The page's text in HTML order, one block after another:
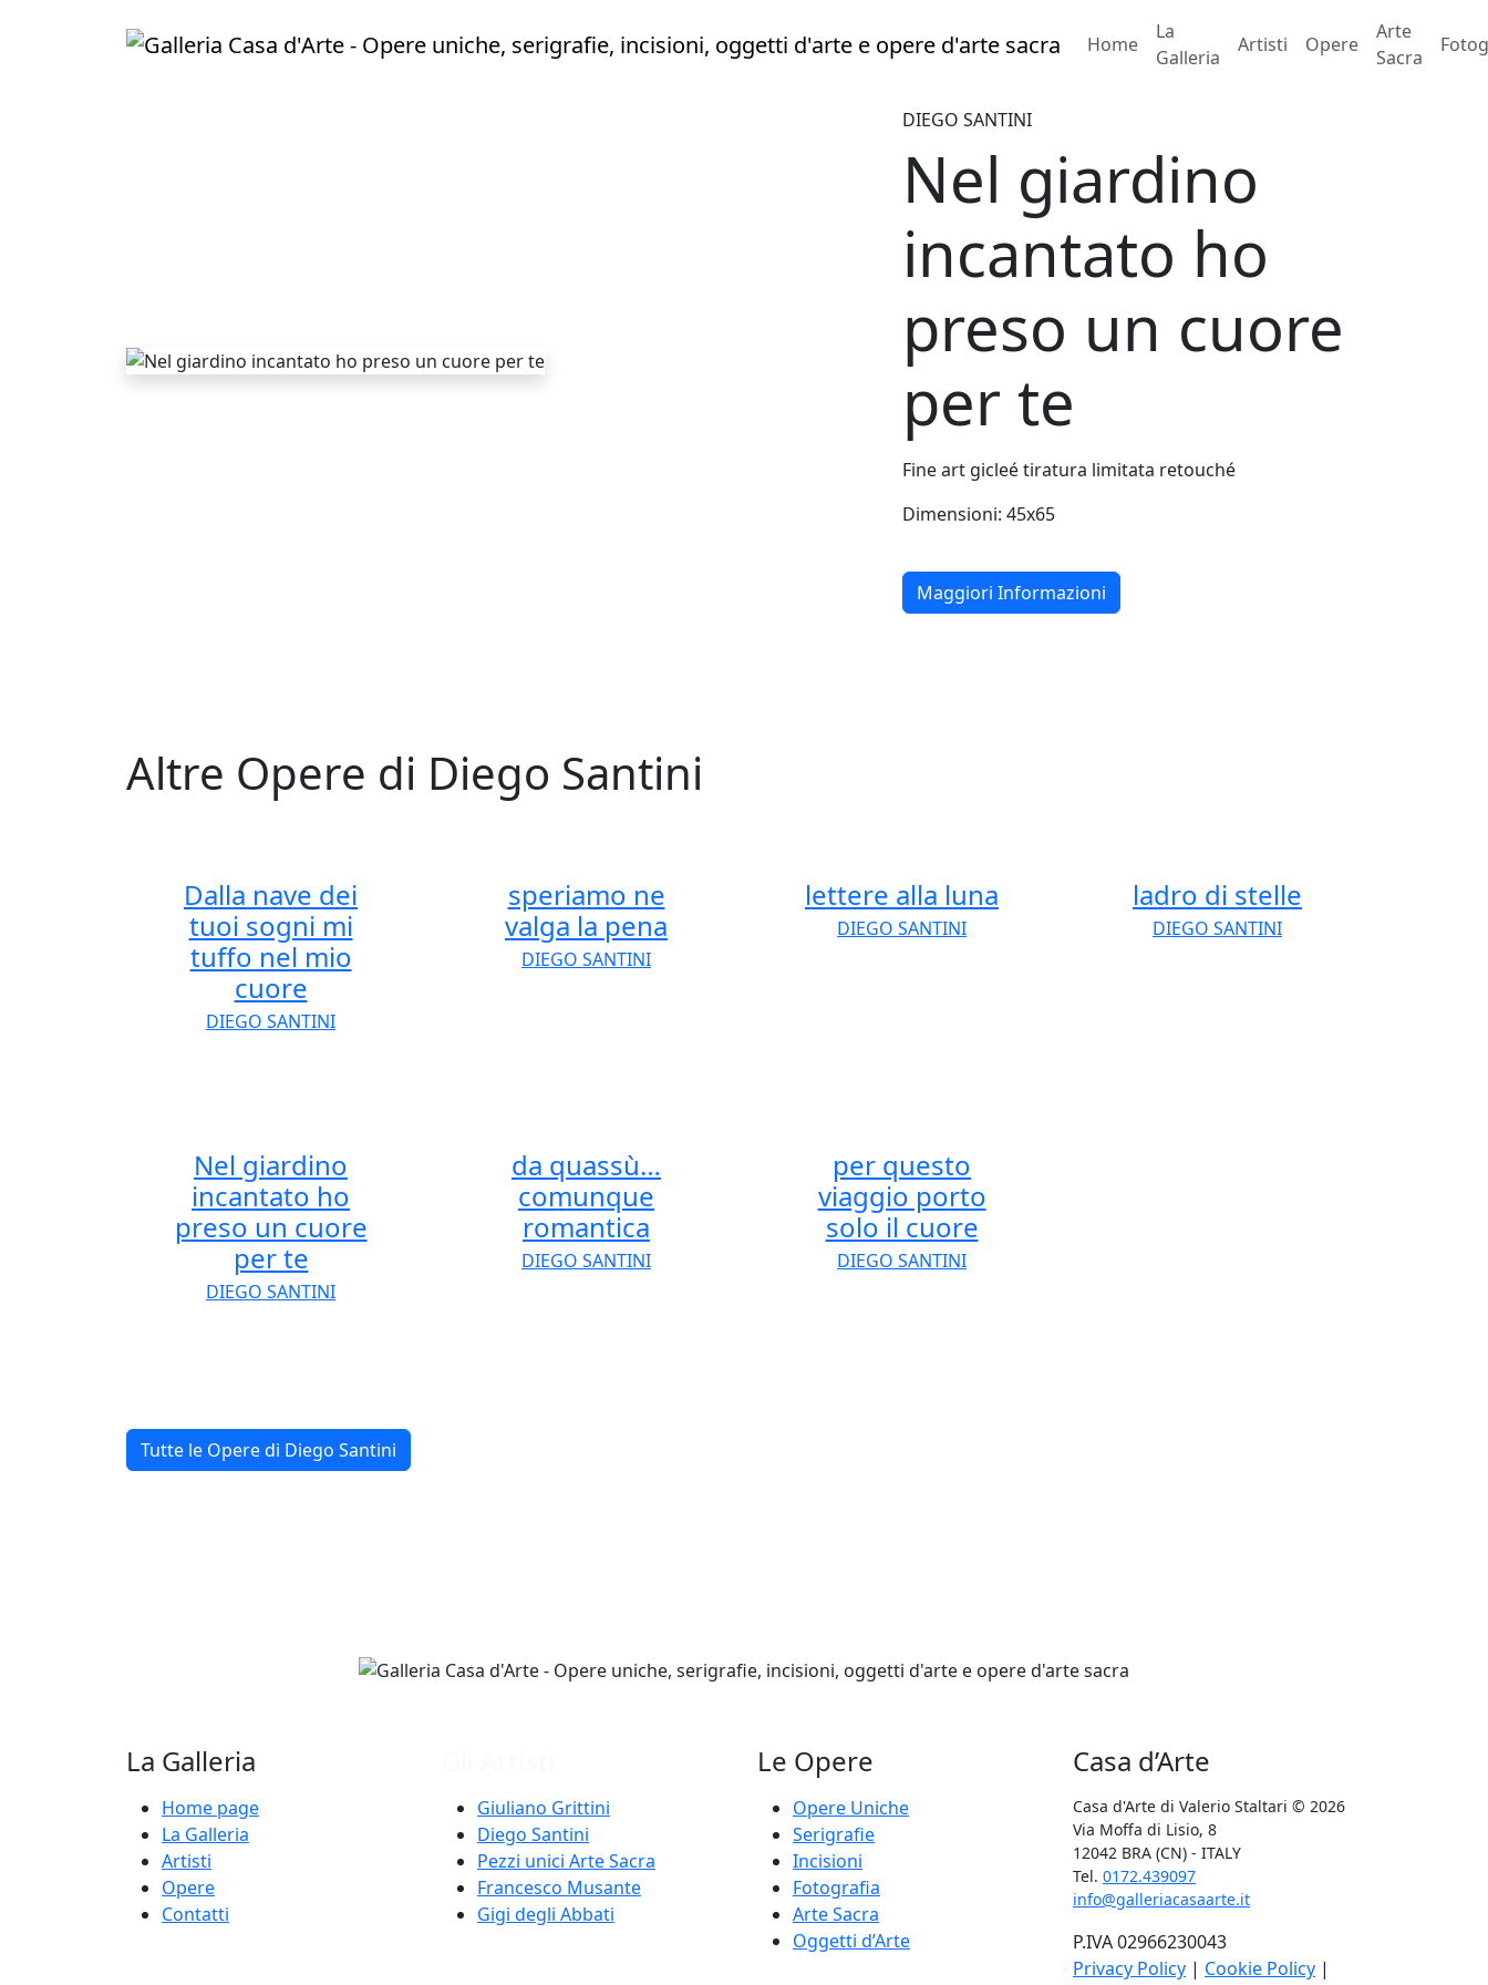
Home
La
Galleria
Artisti Opere
Arte
Sacra
DIEGO SANTINI
Nel giardino
incantato ho
preso un cuore
per te
Fine art gicleé tiratura limitata retouché
Dimensioni: 45x65
Maggiori Informazioni
Altre Opere di Diego Santini
Dalla nave dei
tuoi sogni mi
tuffo nel mio
cuore
DIEGO SANTINI
speriamo ne
valga la pena
DIEGO SANTINI
lettere alla luna
DIEGO SANTINI
ladro di stelle
DIEGO SANTINI
Nel giardino
incantato ho
preso un cuore
per te
DIEGO SANTINI
da quassù…
comunque
romantica
DIEGO SANTINI
per questo
viaggio porto
solo il cuore
DIEGO SANTINI
Tutte le Opere di Diego Santini
La Galleria
Home page
La Galleria
Artisti
Opere
Contatti
Giuliano Grittini
Diego Santini
Pezzi unici Arte Sacra
Francesco Musante
Gigi degli Abbati
Le Opere
Opere Uniche
Serigrafie
Incisioni
Fotografia
Arte Sacra
Oggetti d’Arte
Casa d’Arte
Casa d'Arte di Valerio Staltari © 2026
Via Moffa di Lisio, 8
12042 BRA (CN) - ITALY
Tel. 0172.439097
info@galleriacasaarte.it
P.IVA 02966230043
Privacy Policy | Cookie Policy |